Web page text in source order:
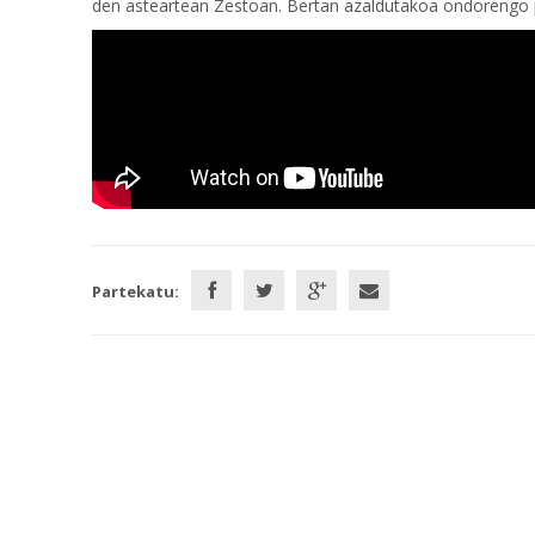
den asteartean Zestoan. Bertan azaldutakoa
Partekatu: